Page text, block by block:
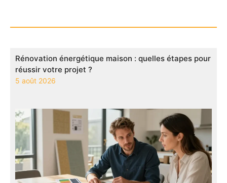
Rénovation énergétique maison : quelles étapes pour
réussir votre projet ?
5 août 2026